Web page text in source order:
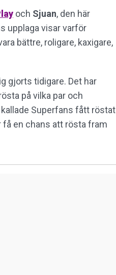
och Sjuan, den här
upplaga visar varför
bättre, roligare, kaxigare,
gjorts tidigare. Det har
på vilka par och
Superfans fått röstat
få en chans att rösta fram